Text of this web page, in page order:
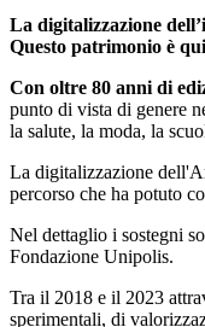
La digitalizzazione
Questo patrimonio è
Con oltre 80 anni di
punto di vista di genere
la salute, la moda, la
La digitalizzazione
percorso che ha potuto
Nel dettaglio i sostegni
Fondazione Unipolis.
Tra il 2018 e il 2023
sperimentali, di